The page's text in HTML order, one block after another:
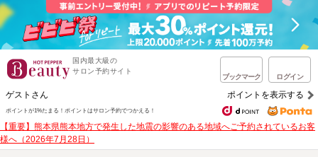
国内最大級の
サロン予約サイト
ブックマーク ログイン
ゲストさん ポイントを表示する
ポイントが1%たまる！ ポイントはサロン予約でつかえる！
【重要】熊本県熊本地方で発生した地震の影響のある地域へご予約されているお客
様へ（2026年7月28日）